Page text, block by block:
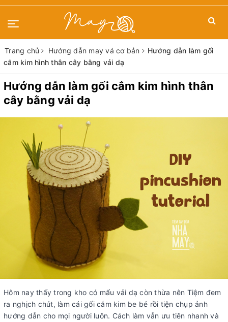
Trang chủ Hướng dẫn may vá cơ bản
Hướng dẫn làm gối
cắm kim hình thân cây bằng vải dạ
Hướng dẫn làm gối cắm kim hình thân
cây bằng vải dạ
Hôm nay thấy trong kho có mẩu vải dạ còn thừa nên Tiệm đem
ra nghịch chút, làm cái gối cắm kim be bé rồi tiện chụp ảnh
hướng dẫn cho mọi người luôn. Cách làm vẫn ưu tiên nhanh và